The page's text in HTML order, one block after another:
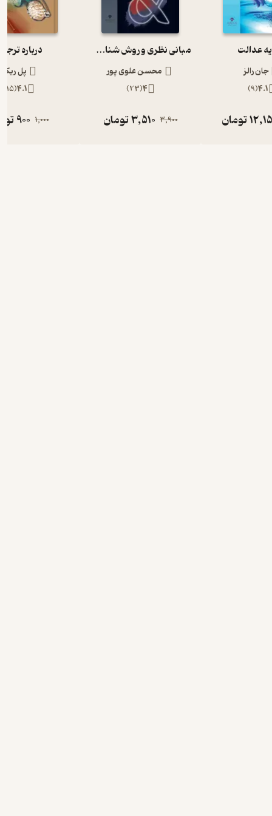
عدالت
جان رالز
4.1
(
9
)
تومان
مبانی نظری و روش شناسی مطالعات میان رشته ای
محسن علوی پور
4
(
23
)
3,900
3,510تومان
درباره
پل
4.1
(
15
1,000
900